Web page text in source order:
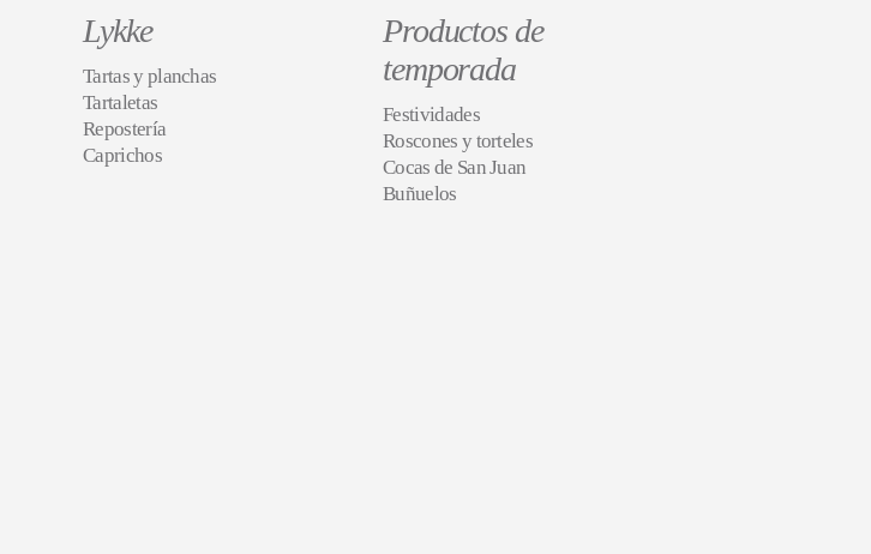
Lykke
Tartas y planchas
Tartaletas
Repostería
Caprichos
Productos de
temporada
Festividades
Roscones y torteles
Cocas de San Juan
Buñuelos